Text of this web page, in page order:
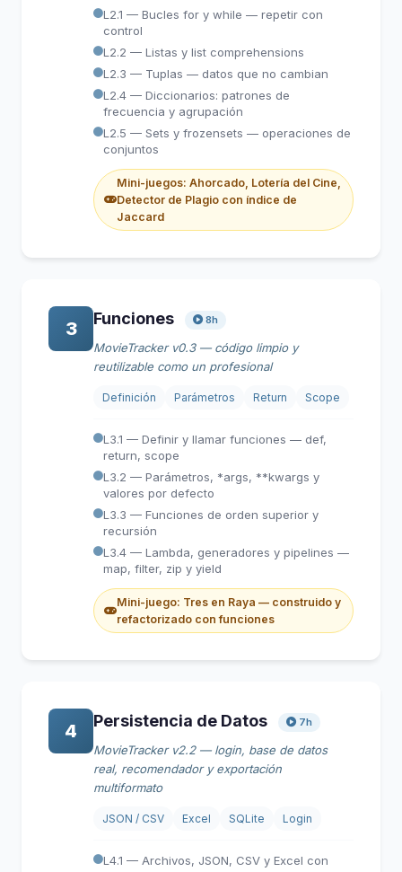
L2.1 — Bucles for y while — repetir con
control
L2.2 — Listas y list comprehensions
L2.3 — Tuplas — datos que no cambian
L2.4 — Diccionarios: patrones de
frecuencia y agrupación
L2.5 — Sets y frozensets — operaciones de
conjuntos
Mini-juegos: Ahorcado, Lotería del Cine,
Detector de Plagio con índice de
Jaccard
3 Funciones 8h
MovieTracker v0.3 — código limpio y
reutilizable como un profesional
Definición Parámetros Return Scope
L3.1 — Definir y llamar funciones — def,
return, scope
L3.2 — Parámetros, *args, **kwargs y
valores por defecto
L3.3 — Funciones de orden superior y
recursión
L3.4 — Lambda, generadores y pipelines —
map, filter, zip y yield
Mini-juego: Tres en Raya — construido y
refactorizado con funciones
4 Persistencia de Datos 7h
MovieTracker v2.2 — login, base de datos
real, recomendador y exportación
multiformato
JSON / CSV Excel SQLite Login
L4.1 — Archivos, JSON, CSV y Excel con